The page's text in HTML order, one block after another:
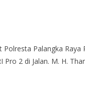
Polresta Palangka
2 di Jalan. M. H.